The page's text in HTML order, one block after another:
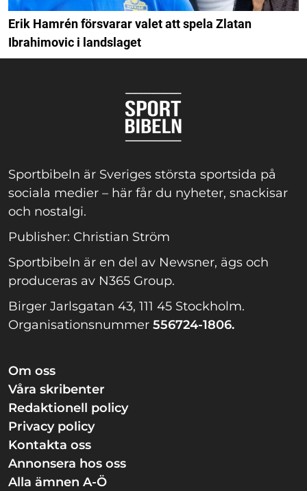
Erik Hamrén försvarar valet att spela Zlatan
Ibrahimovic i landslaget
Sportbibeln är Sveriges största sportsida på
sociala medier – här får du nyheter, snackisar
och nostalgi.
Publisher: Christian Ström
Sportbibeln är en del av Newsner, ägs och
produceras av N365 Group.
Birger Jarlsgatan 43, 111 45 Stockholm.
Organisationsnummer 556724-1806.
Om oss
Våra skribenter
Redaktionell policy
Privacy policy
Kontakta oss
Annonsera hos oss
Alla ämnen A-Ö